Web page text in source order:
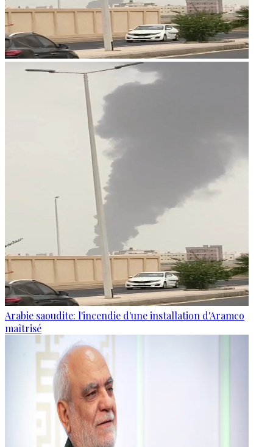
Arabie saoudite: l'incendie d'une installation d'Aramco
maîtrisé